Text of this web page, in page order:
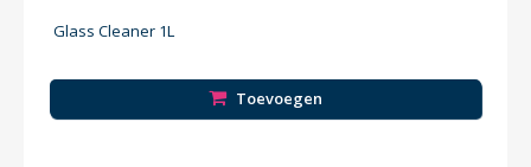
Glass Cleaner 1L
Toevoegen